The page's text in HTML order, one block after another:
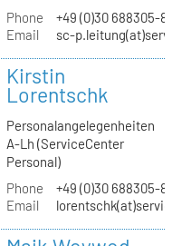
Phone
+49 (0)30 688305-
Email
sc-
Kirstin
Lorentschk
Personalangelegenheiten
A-Lh (ServiceCenter
Personal)
Phone
+49 (0)30 688305-
Email